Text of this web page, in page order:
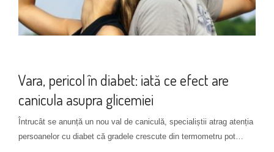
Vara, pericol în diabet: iată ce efect are
canicula asupra glicemiei
Întrucât se anunță un nou val de caniculă, specialiștii atrag atenția
persoanelor cu diabet că gradele crescute din termometru pot…